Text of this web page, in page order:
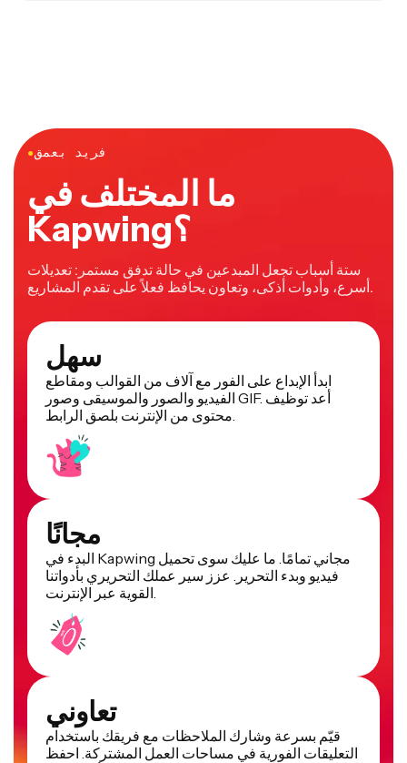
●فريد بعمق
ما المختلف في
Kapwing؟
ستة أسباب تجعل المبدعين في حالة تدفق مستمر: تعديلات
أسرع، وأدوات أذكى، وتعاون يحافظ فعلاً على تقدم المشاريع.
سهل
ابدأ الإبداع على الفور مع آلاف من القوالب ومقاطع
الفيديو والصور والموسيقى وصور GIF. أعد توظيف
مجانًا
البدء في Kapwing مجاني تمامًا. ما عليك سوى تحميل
فيديو وبدء التحرير. عزز سير عملك التحريري بأدواتنا
تعاوني
قيّم بسرعة وشارك الملاحظات مع فريقك باستخدام
التعليقات الفورية في مساحات العمل المشتركة. احفظ